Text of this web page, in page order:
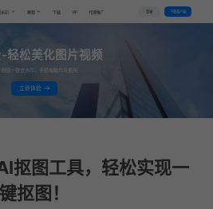
水印 教程 下载 VIP 代理推广 登录 下载客户端
轻松美化图片视频
视频一键去水印，手机电脑均可使用
立即体验
抠图工具，轻松实现一
键抠图！